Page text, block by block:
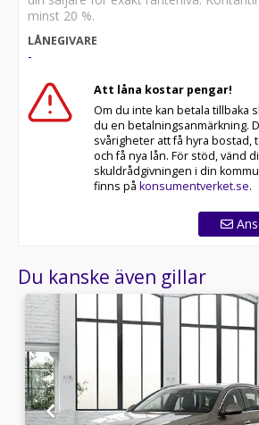
minst 20 %.
LÅNEGIVARE
-
Att låna kostar pengar!
Om du inte kan betala tillbaka
du en betalningsanmärkning.
svårigheter att få hyra bostad,
och få nya lån. För stöd, vänd
skuldrådgivningen i din
finns på konsumentverket.se.
Du kanske även gillar